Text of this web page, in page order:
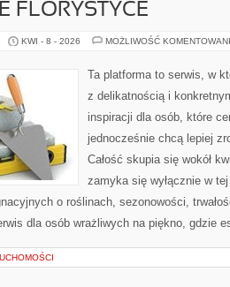
FLORYSTYCE
KWI - 8 - 2026 MOŻLIWOŚĆ
Ta platforma to serwis, w
z delikatnością i
inspiracji dla osób, które
jednocześnie chcą lepiej
Całość skupia się wokół
zamyka się wyłącznie w
o roślinach, sezonowości,
dla osób wrażliwych na piękno, gdzie